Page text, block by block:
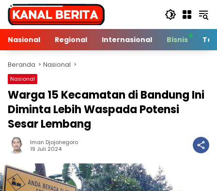
Langsung
konten
Nasional
Regional Internasional Bisnis
Beranda Nasional
Nasional
Warga 15 Kecamatan di Bandung Ini
Diminta Lebih Waspada Potensi
Sesar Lembang
Iman Djojonegoro
19 Juli 2024